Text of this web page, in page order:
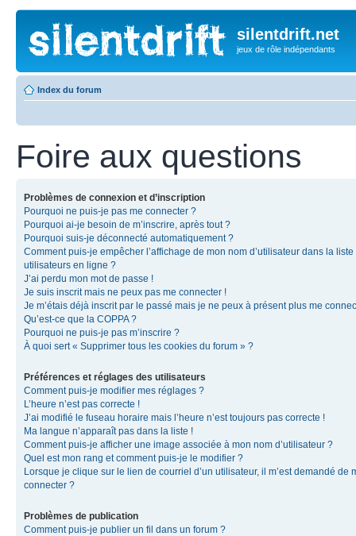
silentdrift.net
jeux de rôle indépendants
Index du forum
Foire aux questions
Problèmes de connexion et d’inscription
Pourquoi ne puis-je pas me connecter ?
Pourquoi ai-je besoin de m’inscrire, après tout ?
Pourquoi suis-je déconnecté automatiquement ?
Comment puis-je empêcher l’affichage de mon nom d’utilisateur dans la liste
utilisateurs en ligne ?
J’ai perdu mon mot de passe !
Je suis inscrit mais ne peux pas me connecter !
Je m’étais déjà inscrit par le passé mais je ne peux à présent plus me
Qu’est-ce que la COPPA ?
Pourquoi ne puis-je pas m’inscrire ?
À quoi sert « Supprimer tous les cookies du forum » ?
Préférences et réglages des utilisateurs
Comment puis-je modifier mes réglages ?
L’heure n’est pas correcte !
J’ai modifié le fuseau horaire mais l’heure n’est toujours pas correcte !
Ma langue n’apparaît pas dans la liste !
Comment puis-je afficher une image associée à mon nom d’utilisateur ?
Quel est mon rang et comment puis-je le modifier ?
Lorsque je clique sur le lien de courriel d’un utilisateur, il m’est demandé de
connecter ?
Problèmes de publication
Comment puis-je publier un fil dans un forum ?